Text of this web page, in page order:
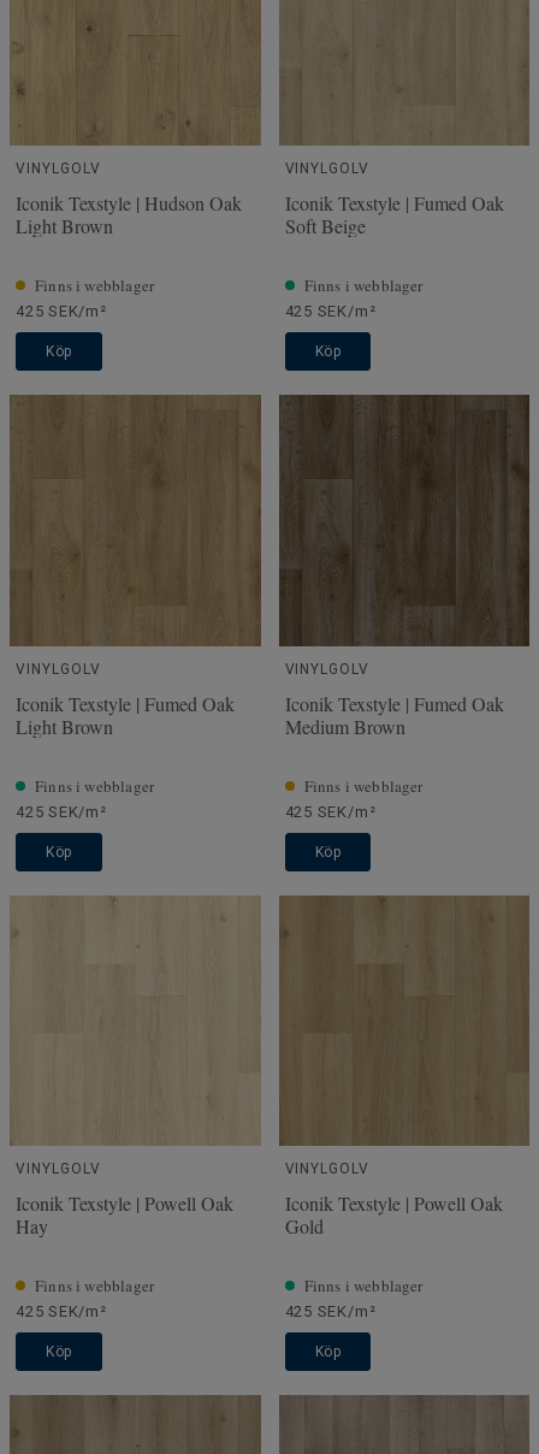
VINYLGOLV
Iconik Texstyle | Hudson Oak
Light Brown
Finns i webblager
425 SEK/m²
Köp
VINYLGOLV
Iconik Texstyle | Fumed Oak
Soft Beige
Finns i webblager
425 SEK/m²
Köp
VINYLGOLV
Iconik Texstyle | Fumed Oak
Light Brown
Finns i webblager
425 SEK/m²
Köp
VINYLGOLV
Iconik Texstyle | Fumed Oak
Medium Brown
Finns i webblager
425 SEK/m²
Köp
VINYLGOLV
Iconik Texstyle | Powell Oak
Hay
Finns i webblager
425 SEK/m²
Köp
VINYLGOLV
Iconik Texstyle | Powell Oak
Gold
Finns i webblager
425 SEK/m²
Köp